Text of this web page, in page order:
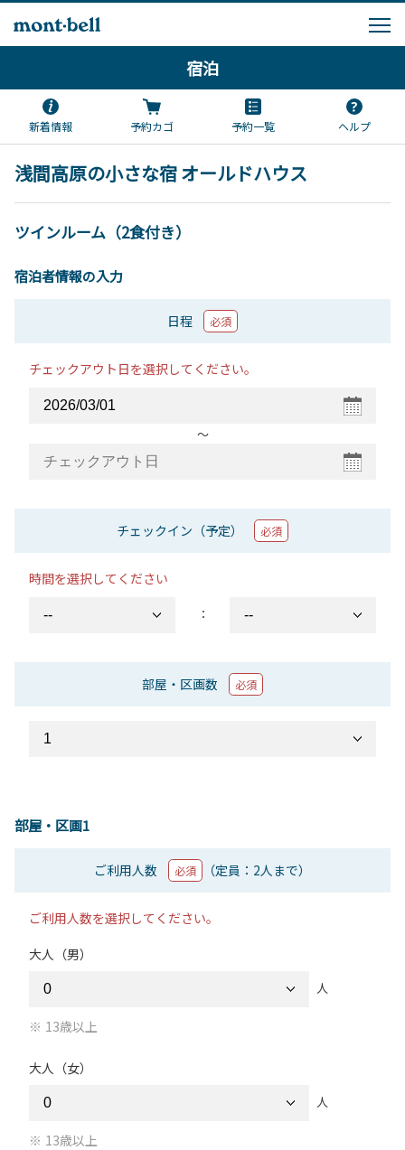
宿泊
新着情報 予約カゴ 予約一覧 ヘルプ
浅間高原の小さな宿 オールドハウス
ツインルーム（2食付き）
宿泊者情報の入力
日程 必須
チェックアウト日を選択してください。
〜
チェックイン（予定） 必須
時間を選択してください
：
部屋・区画数 必須
部屋・区画1
ご利用人数 必須 （定員：2人まで）
ご利用人数を選択してください。
大人（男）
人
13歳以上
大人（女）
人
13歳以上